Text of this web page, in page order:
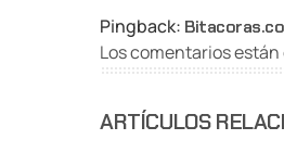
Pingback:
Los comentarios
ARTÍCULOS